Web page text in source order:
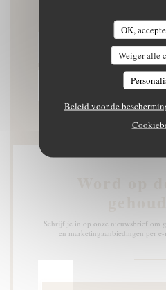
OK,
Weiger alle
Beleid voor de
RESERVEER
Schrijf je in op onze nieuwsbrief om
en marketingaanbiedingen per